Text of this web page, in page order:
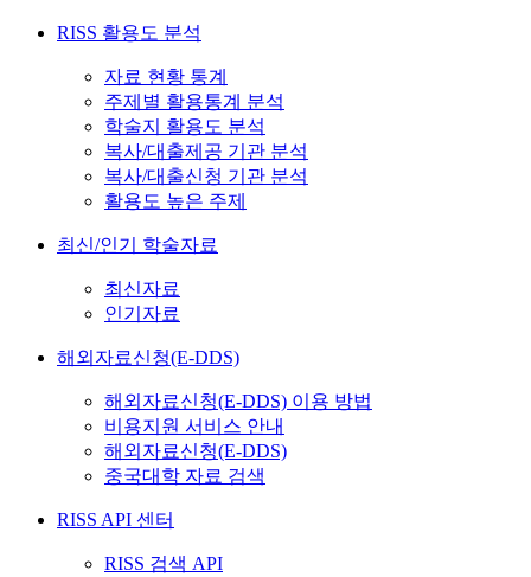
RISS 활용도 분석
자료 현황 통계
주제별 활용통계 분석
학술지 활용도 분석
복사/대출제공 기관 분석
복사/대출신청 기관 분석
활용도 높은 주제
최신/인기 학술자료
최신자료
인기자료
해외자료신청(E-DDS)
해외자료신청(E-DDS) 이용 방법
비용지원 서비스 안내
해외자료신청(E-DDS)
중국대학 자료 검색
RISS API 센터
RISS 검색 API